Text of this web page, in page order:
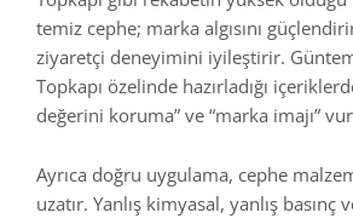
temiz cephe; marka algısını
ziyaretçi deneyimini iyileştirir.
Topkapı özelinde hazırladığı
değerini koruma” ve “marka imajı”
Ayrıca doğru uygulama, cephe
uzatır. Yanlış kimyasal, yanlış basınç